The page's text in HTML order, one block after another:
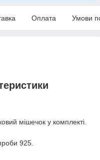
Оплата Умови
мішечок у комплекті.
925.